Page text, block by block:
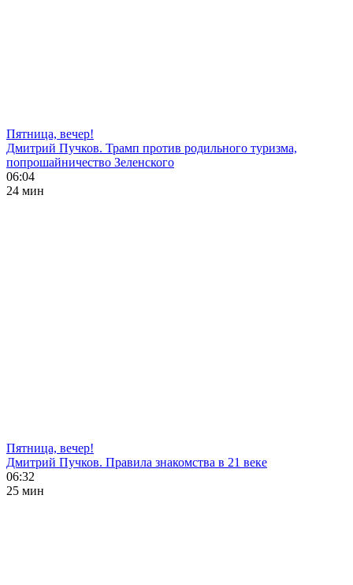
Пятница, вечер!
Дмитрий Пучков. Трамп против родильного туризма,
попрошайничество Зеленского
06:04
24 мин
Пятница, вечер!
Дмитрий Пучков. Правила знакомства в 21 веке
06:32
25 мин